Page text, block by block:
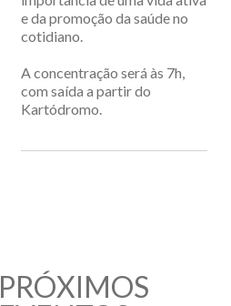
e da promoção da saúde no
cotidiano.
A concentração será às 7h,
com saída a partir do
Kartódromo.
PRÓXIMOS